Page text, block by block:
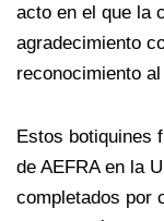
acto en el que la
agradecimiento
reconocimiento
Estos botiquines
de AEFRA en la
completados por